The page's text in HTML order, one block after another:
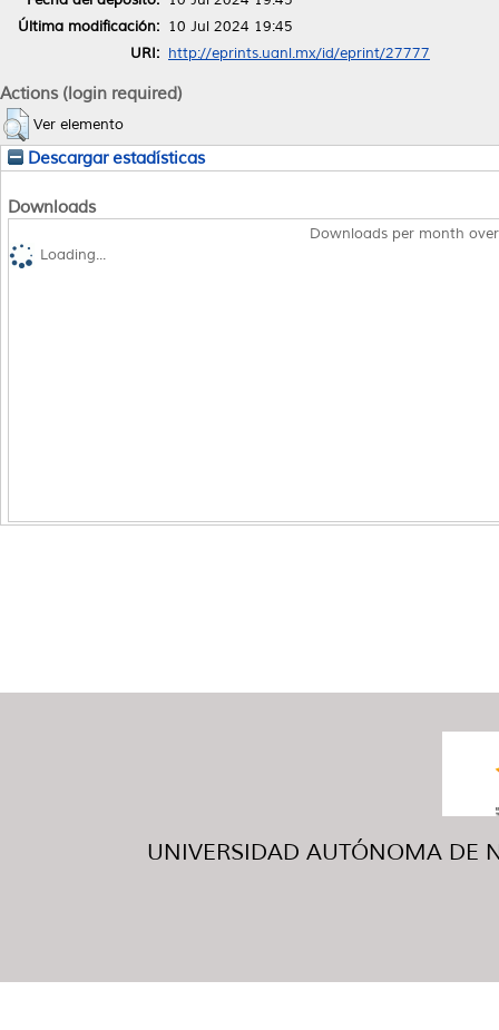
Última modificación: 10 Jul 2024 19:45
URI: http://eprints.uanl.mx/id/eprint/27777
Actions (login required)
Ver elemento
Descargar estadísticas
Downloads
Downloads per month
Loading...
UNIVERSIDAD AUTÓNOMA DE